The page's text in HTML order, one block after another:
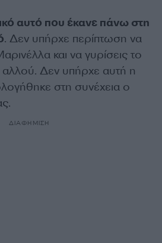
αυτό που έκανε πάνω στη
. Δεν υπήρχε περίπτωση να
και να γυρίσεις το
Δεν υπήρχε αυτή η
στη συνέχεια ο
ΔΙΑΦΗΜΙΣΗ